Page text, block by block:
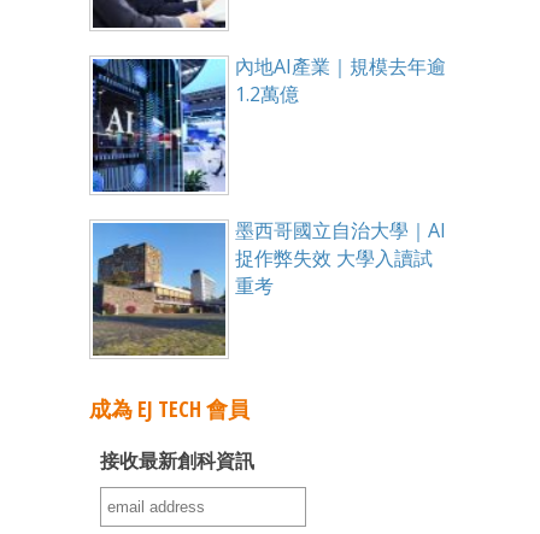
內地AI產業｜規模去年逾
1.2萬億
墨西哥國立自治大學｜AI
捉作弊失效 大學入讀試
重考
成為 EJ TECH 會員
接收最新創科資訊